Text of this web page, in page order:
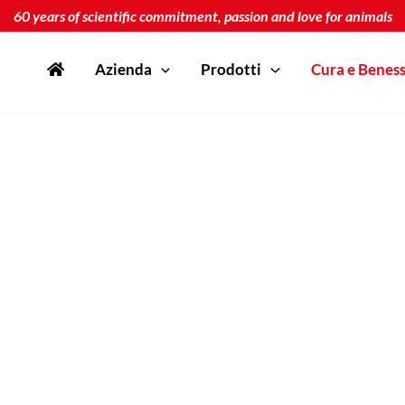
60 years of scientific commitment, passion and love for animals
Azienda Prodotti Cura e